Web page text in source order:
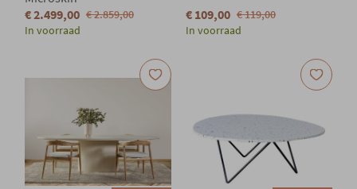
€ 2.499,00 € 2.859,00
In voorraad
€ 109,00 € 119,00
In voorraad